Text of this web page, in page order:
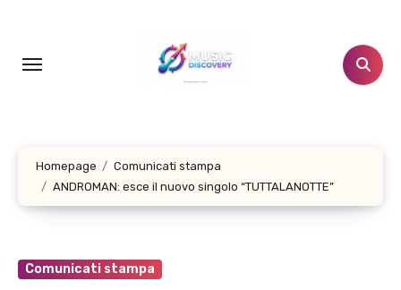
contenuto
Homepage
Comunicati stampa
ANDROMAN: esce il nuovo singolo “TUTTALANOTTE”
Comunicati stampa